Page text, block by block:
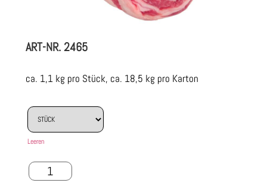
ART-NR.2465
ca. 1,1 kg pro Stück, ca. 18,5 kg pro Karton
Leeren